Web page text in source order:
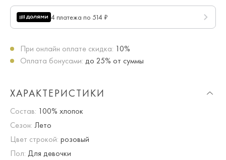
4 платежа по 514 ₽
При онлайн оплате скидка: 10%
Оплата бонусами: до 25% от суммы
ХАРАКТЕРИСТИКИ
Состав: 100% хлопок
Сезон: Лето
Цвет строкой: розовый
Пол: Для девочки